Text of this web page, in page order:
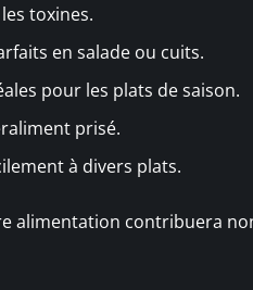
toxines.
en salade ou cuits.
pour les plats de saison.
prisé.
à divers plats.
alimentation contribuera